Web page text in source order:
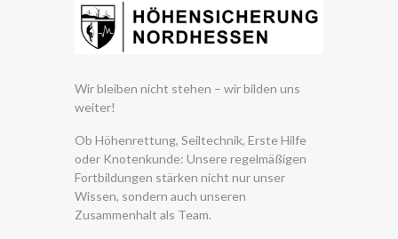
Wir bleiben nicht stehen – wir bilden uns
weiter!
Ob Höhenrettung, Seiltechnik, Erste Hilfe
oder Knotenkunde: Unsere regelmäßigen
Fortbildungen stärken nicht nur unser
Wissen, sondern auch unseren
Zusammenhalt als Team.